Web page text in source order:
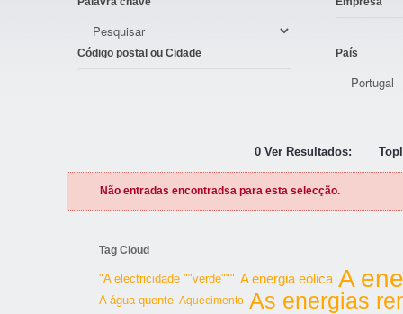
Código postal ou Cidade País
0 Ver Resultados:
Não entradas encontradsa para esta selecção.
Tag Cloud
"A electricidade ""verde""" A energia eólica A
A água quente Aquecimento As energias